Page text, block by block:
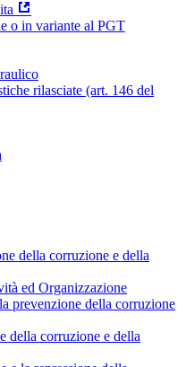
o in variante al PGT
rilasciate (art. 146 del
della corruzione e della
ed Organizzazione
prevenzione della corruzione
della corruzione e della